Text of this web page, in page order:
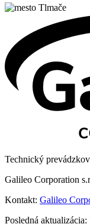
Technický
Galileo Corporation
Kontakt: Galileo
Posledná